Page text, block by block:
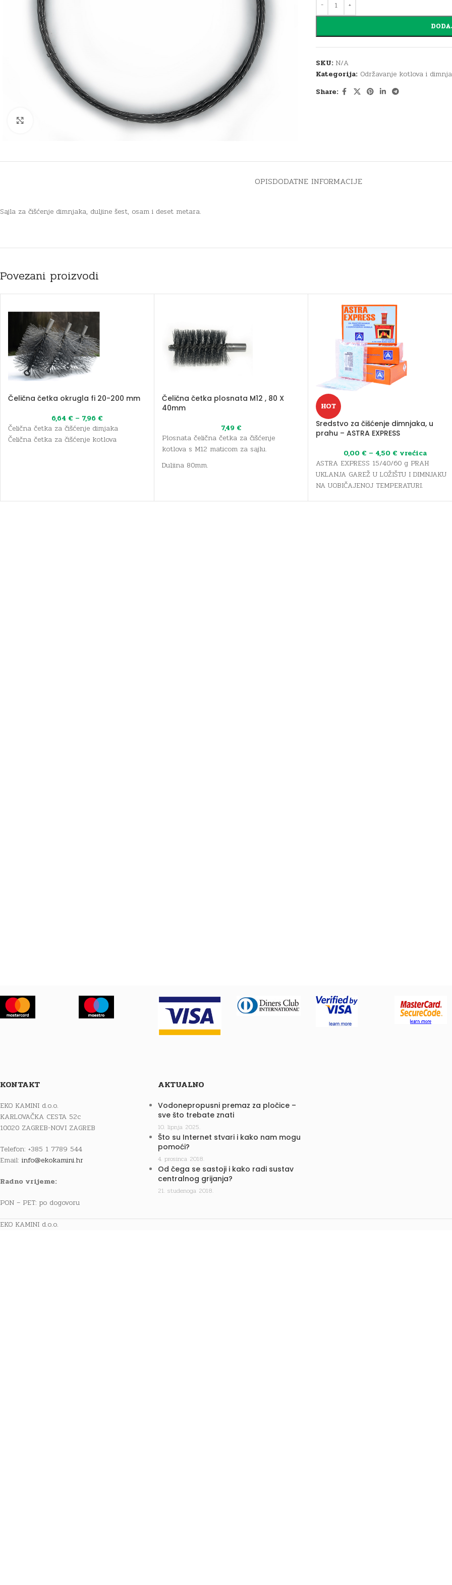
SKU: N/A
Kategorija: Održavanje kotlova i
Share:
OPISDODATNE INFORMACIJE
Sajla za čišćenje dimnjaka, duljine šest, osam i deset metara.
Povezani proizvodi
Čelična četka okrugla fi 20-200 mm
6,64 € – 7,96 €
Čelična četka za čišćenje dimjaka
Čelična četka za čišćenje kotlova
Čelična četka plosnata M12 , 80 X
40mm
7,49 €
Plosnata čelična četka za čišćenje
kotlova s M12 maticom za sajlu.
Duljina 80mm.
HOT
Sredstvo za čišćenje dimnjaka, u
prahu – ASTRA EXPRESS
0,00 € – 4,50 € vrećica
ASTRA EXPRESS 15/40/60 g PRAH
UKLANJA GAREŽ U LOŽIŠTU I DIMNJAKU
NA UOBIČAJENOJ TEMPERATURI.
Cijena se odnosi najednu vrećicu
KONTAKT
EKO KAMINI d.o.o.
KARLOVAČKA CESTA 52c
10020 ZAGREB-NOVI ZAGREB
Telefon: +385 1 7789 544
Email: info@ekokamini.hr
Radno vrijeme:
PON – PET: po dogovoru
AKTUALNO
Vodonepropusni premaz za pločice –
sve što trebate znati
10. lipnja 2025.
Što su Internet stvari i kako nam mogu
pomoći?
4. prosinca 2018.
Od čega se sastoji i kako radi sustav
centralnog grijanja?
21. studenoga 2018.
EKO KAMINI d.o.o.